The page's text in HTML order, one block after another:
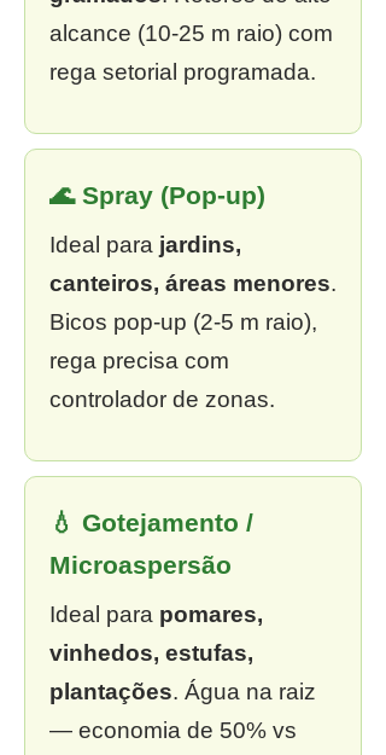
alcance (10-25 m raio) com
rega setorial programada.
🌊 Spray (Pop-up)
Ideal para jardins,
canteiros, áreas menores.
Bicos pop-up (2-5 m raio),
rega precisa com
controlador de zonas.
💧 Gotejamento /
Microaspersão
Ideal para pomares,
vinhedos, estufas,
plantações. Água na raiz
— economia de 50% vs